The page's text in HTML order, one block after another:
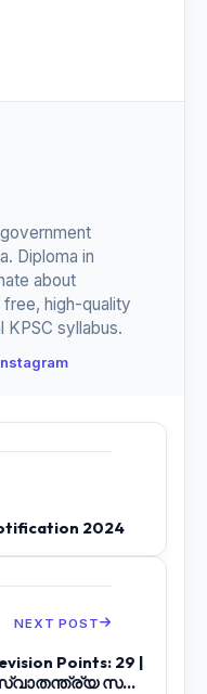
Diploma in
about
high-quality
syllabus.
2024
NEXT POST
Points: 29 |
സമര